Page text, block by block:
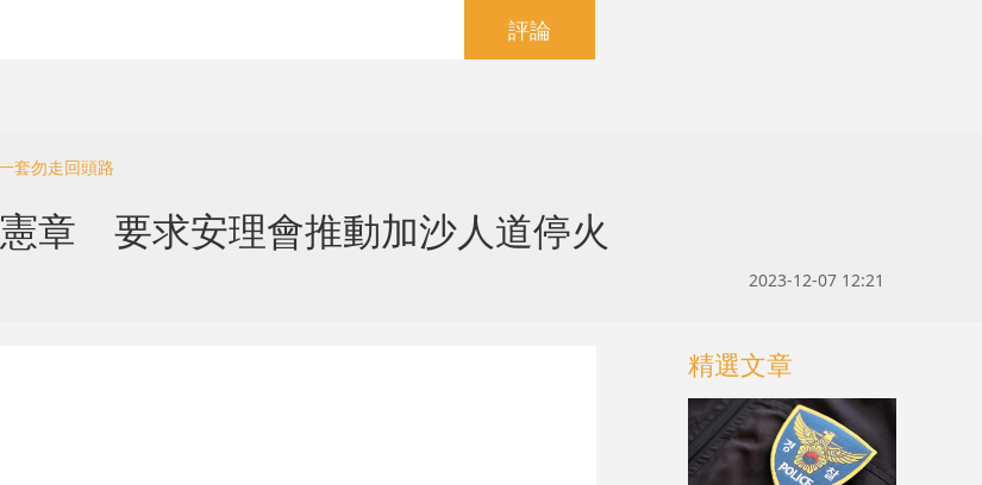
評論
套勿走回頭路
章 要求安理會推動加沙人道停火
2023-12-07 12:21
精選文章